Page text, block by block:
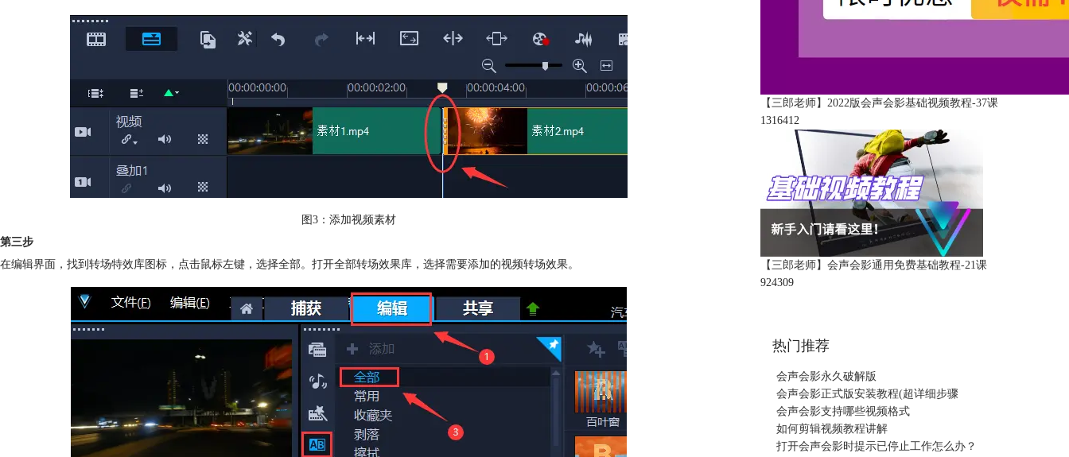
图3：添加视频素材
第三步
在编辑界面，找到转场特效库图标，点击鼠标左键，选择全部。打开全部转场效果库，选择需要添加的视频转场效果。
【三郎老师】2022版会声会影基础视频教程-37课
1316412
【三郎老师】会声会影通用免费基础教程-21课
924309
热门推荐
会声会影永久破解版
会声会影正式版安装教程(超详细步骤
会声会影支持哪些视频格式
如何剪辑视频教程讲解
打开会声会影时提示已停止工作怎么办？